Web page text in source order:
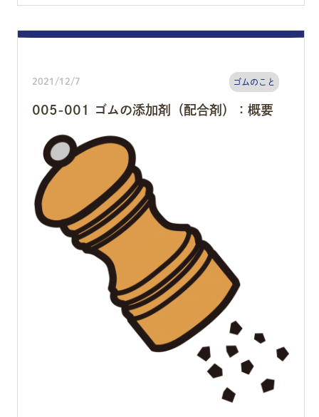
2021/12/7 ゴムのこと
005-001 ゴムの添加剤（配合剤）：概要